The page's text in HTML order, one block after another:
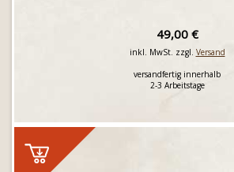
49,00 €
inkl. MwSt. zzgl. Versand
versandfertig innerhalb
2-3 Arbeitstage